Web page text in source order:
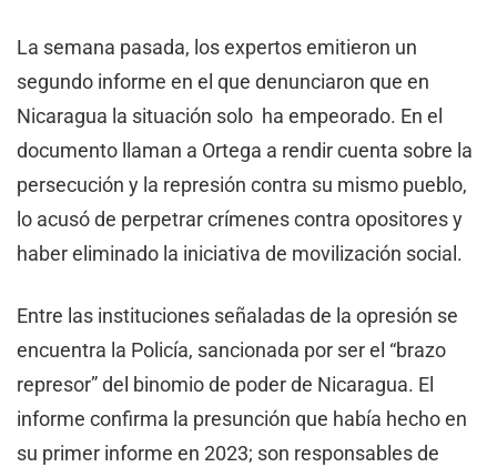
La semana pasada, los expertos emitieron un
segundo informe en el que denunciaron que en
Nicaragua la situación solo ha empeorado. En el
documento llaman a Ortega a rendir cuenta sobre la
persecución y la represión contra su mismo pueblo,
lo acusó de perpetrar crímenes contra opositores y
haber eliminado la iniciativa de movilización social.
Entre las instituciones señaladas de la opresión se
encuentra la Policía, sancionada por ser el “brazo
represor” del binomio de poder de Nicaragua. El
informe confirma la presunción que había hecho en
su primer informe en 2023; son responsables de